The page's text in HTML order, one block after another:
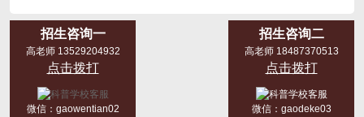
招生咨询一
高老师 13529204932
点击拨打
微信： gaowentian02
招生咨询二
高老师 18487370513
点击拨打
微信： gaodeke03